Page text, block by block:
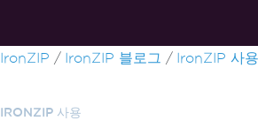
푸터 콘텐츠로 바로가기
IronZIP IronZIP 블로그 IronZIP 사용
IRONZIP 사용